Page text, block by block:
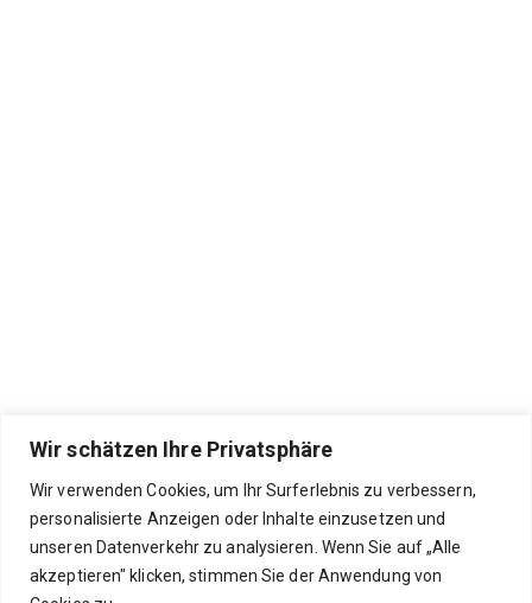
Wir schätzen Ihre Privatsphäre
Wir verwenden Cookies, um Ihr Surferlebnis zu verbessern,
personalisierte Anzeigen oder Inhalte einzusetzen und
unseren Datenverkehr zu analysieren. Wenn Sie auf „Alle
akzeptieren" klicken, stimmen Sie der Anwendung von